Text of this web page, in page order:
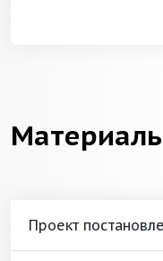
Проект